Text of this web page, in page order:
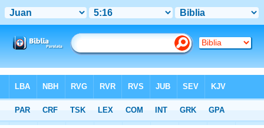
Multilingual > John 5:16